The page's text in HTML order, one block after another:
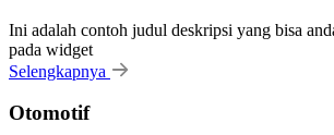
Ini adalah contoh judul deskripsi yang bisa
pada widget
Selengkapnya
Otomotif